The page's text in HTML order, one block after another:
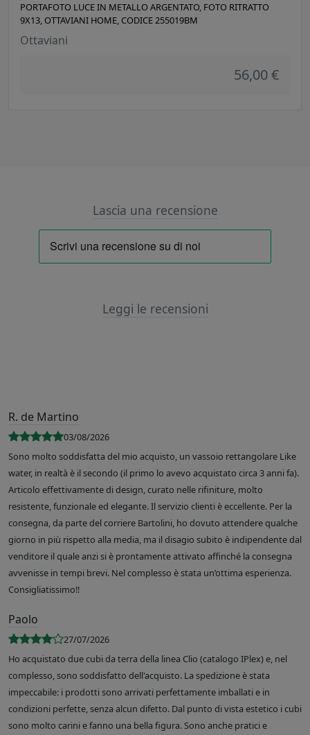
PORTAFOTO LUCE IN METALLO ARGENTATO, FOTO RITRATTO
9X13, OTTAVIANI HOME, CODICE 255019BM
Ottaviani
56,00 €
Lascia una recensione
Leggi le recensioni
R. de Martino
03/08/2026
Sono molto soddisfatta del mio acquisto, un vassoio rettangolare Like
water, in realtà è il secondo (il primo lo avevo acquistato circa 3 anni fa).
Articolo effettivamente di design, curato nelle rifiniture, molto
resistente, funzionale ed elegante. Il servizio clienti è eccellente. Per la
consegna, da parte del corriere Bartolini, ho dovuto attendere qualche
giorno in più rispetto alla media, ma il disagio subito è indipendente dal
venditore il quale anzi si è prontamente attivato affinché la consegna
avvenisse in tempi brevi. Nel complesso è stata un’ottima esperienza.
Consigliatissimo!!
Paolo
27/07/2026
Ho acquistato due cubi da terra della linea Clio (catalogo IPlex) e, nel
complesso, sono soddisfatto dell'acquisto. La spedizione è stata
impeccabile: i prodotti sono arrivati perfettamente imballati e in
condizioni perfette, senza alcun difetto. Dal punto di vista estetico i cubi
sono molto carini e fanno una bella figura. Sono anche pratici e